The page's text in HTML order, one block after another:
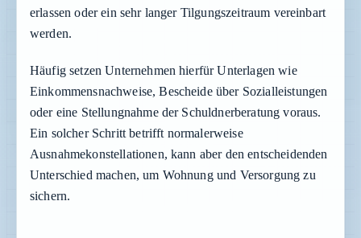
erlassen oder ein sehr langer Tilgungszeitraum vereinbart
werden.
Häufig setzen Unternehmen hierfür Unterlagen wie
Einkommensnachweise, Bescheide über Sozialleistungen
oder eine Stellungnahme der Schuldnerberatung voraus.
Ein solcher Schritt betrifft normalerweise
Ausnahmekonstellationen, kann aber den entscheidenden
Unterschied machen, um Wohnung und Versorgung zu
sichern.